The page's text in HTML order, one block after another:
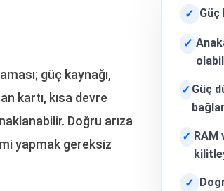
güç kaynağı,
kartı, kısa devre
Doğru arıza
yapmak gereksiz
✓ Güç
✓
✓ Güç
✓
✓